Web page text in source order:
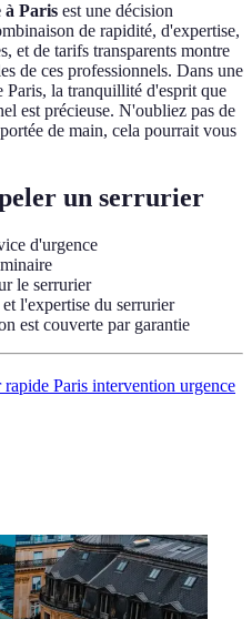
Paris est une décision
de rapidité, d'expertise,
et de tarifs transparents montre
de ces professionnels. Dans une
la tranquillité d'esprit que
est précieuse. N'oubliez pas de
de main, cela pourrait vous
un serrurier
d'urgence
le serrurier
l'expertise du serrurier
est couverte par garantie
rapide Paris intervention urgence